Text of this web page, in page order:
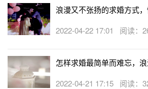
样的行为，以送出剩下的11枝玫瑰。选
注意，不能选长得太帅的，而且要不同
一枝玫瑰可以由一个小朋友送出，可能
你可以走上前去，来到你女友的身旁
瑰。
浪漫又不张扬的求婚方式
2022-04-22 17:01 阅读：
怎样求婚最简单而难忘，
2022-04-21 17:15 阅读：